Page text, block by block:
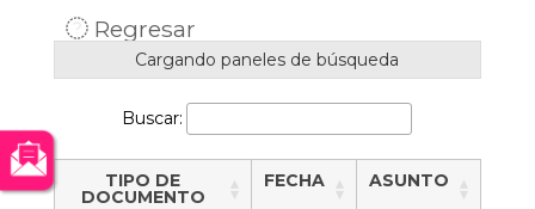
Regresar
Cargando paneles de búsqueda
Buscar:
TIPO DE
DOCUMENTO
FECHA ASUNTO